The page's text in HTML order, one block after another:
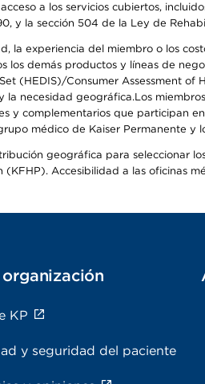
a los servicios cubiertos,
y la sección 504 de la Ley de
la experiencia del miembro o los
los demás productos y líneas de
(HEDIS)/Consumer Assessment
necesidad geográfica.Los
y complementarios que participan
médico de Kaiser Permanente
geográfica para seleccionar
Accesibilidad a las oficinas
KP
y seguridad del paciente